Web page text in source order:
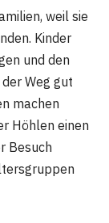
weil sie
Kinder
und den
Weg gut
machen
Höhlen einen
Besuch